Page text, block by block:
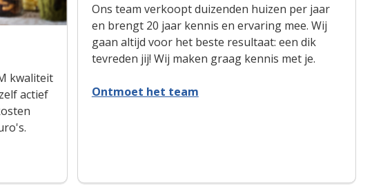
kwaliteit
actief
Ons team verkoopt duizenden huizen per jaar
en brengt 20 jaar kennis en ervaring mee. Wij
gaan altijd voor het beste resultaat: een dik
tevreden jij! Wij maken graag kennis met je.
Ontmoet het team